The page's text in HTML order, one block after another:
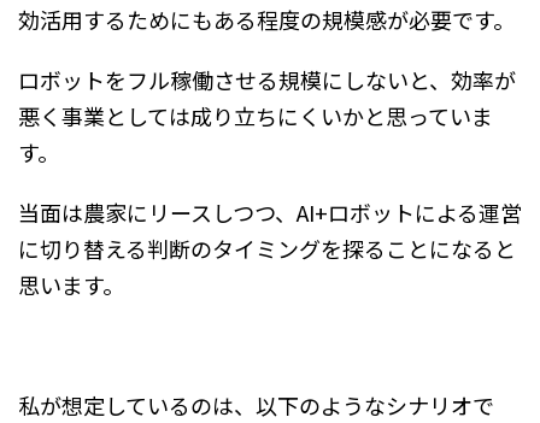
効活用するためにもある程度の規模感が必要です。
ロボットをフル稼働させる規模にしないと、効率が
悪く事業としては成り立ちにくいかと思っていま
す。
当面は農家にリースしつつ、AI+ロボットによる運営
に切り替える判断のタイミングを探ることになると
思います。
私が想定しているのは、以下のようなシナリオで